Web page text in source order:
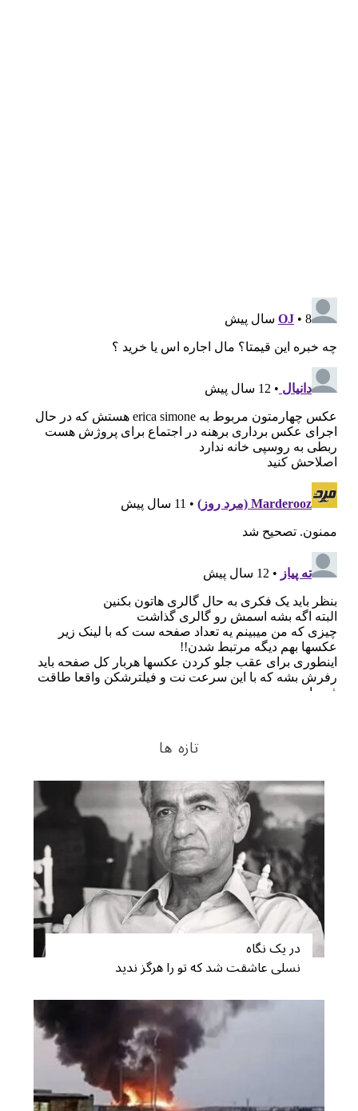
تازه ها
در یک نگاه
نسلی عاشقت شد که تو را هرگز ندید